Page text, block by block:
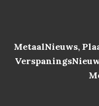
MetaalNieuws,